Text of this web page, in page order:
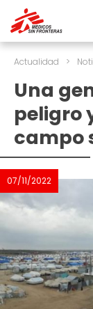
Actualidad >
Una
peligro
campo
07/11/2022